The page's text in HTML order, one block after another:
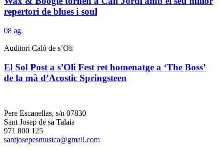
repertori de blues i soul
08 ag.
Auditori Caló de s’Oli
El Sol Post a s’Oli Fest ret homenatge a ‘The Boss’
de la mà d’Acostic Springsteen
Pere Escanellas, s/n 07830
Sant Josep de sa Talaia
971 800 125
santjosepesmusica@gmail.com